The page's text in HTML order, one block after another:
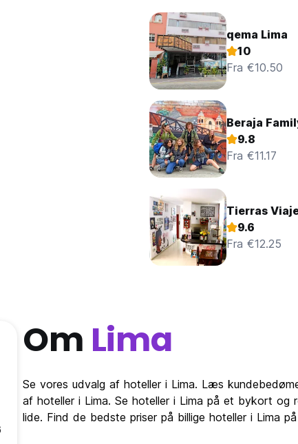
qema Lima
10
Fra €10.50
Beraja
9.8
Fra €11.17
Tierras
9.6
Fra €12.25
Om Lima
Se vores udvalg af hoteller i Lima. Læs
af hoteller i Lima. Se hoteller i Lima på et bykort
lide. Find de bedste priser på billige hoteller i Lima